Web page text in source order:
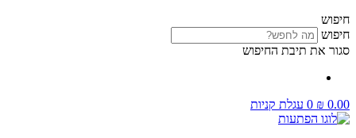
חיפוש
חיפוש
סגור את תיבת החיפוש
₪ 0.00
0 עגלת קניות